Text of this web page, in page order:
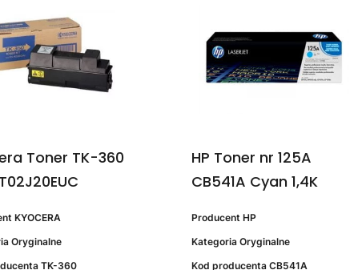
Toner TK-360
KYOCERA
Oryginalne
TK-360
HP Toner nr 125A
CB541A Cyan 1,4K
Producent HP
Kategoria Oryginalne
Kod producenta CB541A